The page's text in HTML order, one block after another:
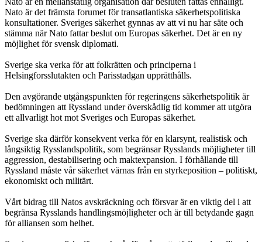
Nato är det främsta forumet för transatlantiska säkerhetspolitiska
konsultationer. Sveriges säkerhet gynnas av att vi nu har säte och
stämma när Nato fattar beslut om Europas säkerhet. Det är en ny
möjlighet för svensk diplomati.
Sverige ska verka för att folkrätten och principerna i
Helsingforsslutakten och Parisstadgan upprätthålls.
Den avgörande utgångspunkten för regeringens säkerhetspolitik är
bedömningen att Ryssland under överskådlig tid kommer att utgöra
ett allvarligt hot mot Sveriges och Europas säkerhet.
Sverige ska därför konsekvent verka för en klarsynt, realistisk och
långsiktig Rysslandspolitik, som begränsar Rysslands möjligheter till
aggression, destabilisering och maktexpansion. I förhållande till
Ryssland måste vår säkerhet värnas från en styrkeposition – politiskt,
ekonomiskt och militärt.
Vårt bidrag till Natos avskräckning och försvar är en viktig del i att
begränsa Rysslands handlingsmöjligheter och är till betydande gagn
för alliansen som helhet.